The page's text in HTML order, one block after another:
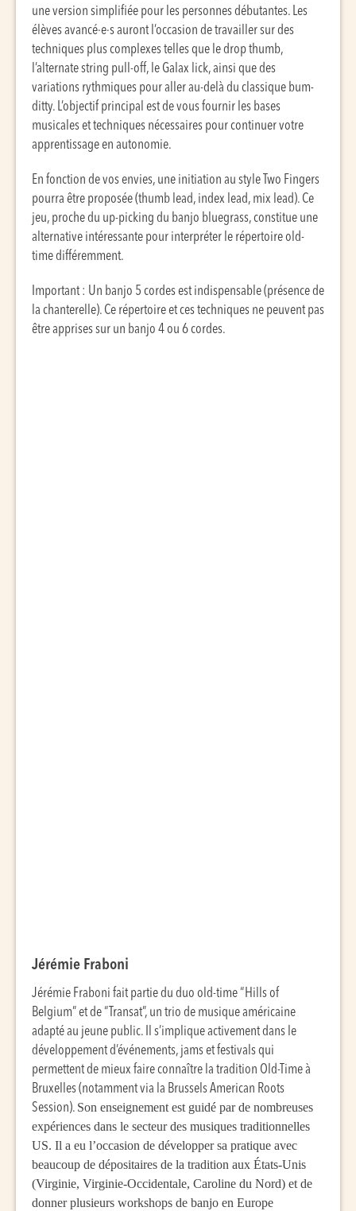
une version simplifiée pour les personnes débutantes. Les
élèves avancé·e·s auront l’occasion de travailler sur des
techniques plus complexes telles que le drop thumb,
l’alternate string pull-off, le Galax lick, ainsi que des
variations rythmiques pour aller au-delà du classique bum-
ditty. L’objectif principal est de vous fournir les bases
musicales et techniques nécessaires pour continuer votre
apprentissage en autonomie.
En fonction de vos envies, une initiation au style Two Fingers
pourra être proposée (thumb lead, index lead, mix lead). Ce
jeu, proche du up-picking du banjo bluegrass, constitue une
alternative intéressante pour interpréter le répertoire old-
time différemment.
Important : Un banjo 5 cordes est indispensable (présence de
la chanterelle). Ce répertoire et ces techniques ne peuvent pas
être apprises sur un banjo 4 ou 6 cordes.
Jérémie Fraboni
Jérémie Fraboni fait partie du duo old-time “Hills of
Belgium” et de “Transat”, un trio de musique américaine
adapté au jeune public. Il s’implique activement dans le
développement d’événements, jams et festivals qui
permettent de mieux faire connaître la tradition Old-Time à
Bruxelles (notamment via la Brussels American Roots
Session). Son enseignement est guidé par de nombreuses
expériences dans le secteur des musiques traditionnelles
US. Il a eu l’occasion de développer sa pratique avec
beaucoup de dépositaires de la tradition aux États-Unis
(Virginie, Virginie-Occidentale, Caroline du Nord) et de
donner plusieurs workshops de banjo en Europe